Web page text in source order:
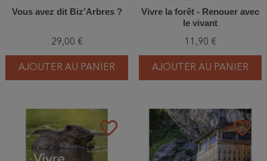
Vous avez dit Biz’Arbres ?
29,00 €
AJOUTER AU PANIER
Vivre la forêt - Renouer avec
le vivant
11,90 €
AJOUTER AU PANIER
favorite_border favorite_border